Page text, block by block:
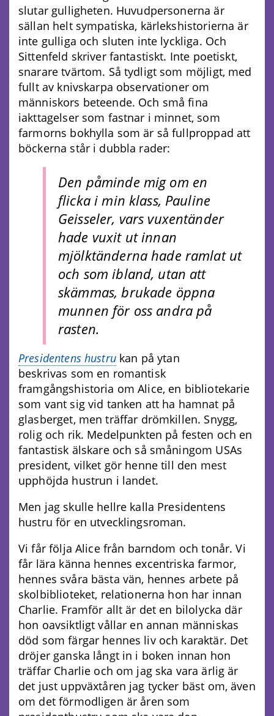
slutar gulligheten. Huvudpersonerna är
sällan helt sympatiska, kärlekshistorierna är
inte gulliga och sluten inte lyckliga. Och
Sittenfeld skriver fantastiskt. Inte poetiskt,
snarare tvärtom. Så tydligt som möjligt, med
fullt av knivskarpa observationer om
människors beteende. Och små fina
iakttagelser som fastnar i minnet, som
farmorns bokhylla som är så fullproppad att
böckerna står i dubbla rader:
Den påminde mig om en
flicka i min klass, Pauline
Geisseler, vars vuxentänder
hade vuxit ut innan
mjölktänderna hade ramlat ut
och som ibland, utan att
skämmas, brukade öppna
munnen för oss andra på
rasten.
Presidentens hustrukan på ytan
beskrivas som en romantisk
framgångshistoria om Alice, en bibliotekarie
som vant sig vid tanken att ha hamnat på
glasberget, men träffar drömkillen. Snygg,
rolig och rik. Medelpunkten på festen och en
fantastisk älskare och så småningom USAs
president, vilket gör henne till den mest
upphöjda hustrun i landet.
Men jag skulle hellre kalla Presidentens
hustru för en utvecklingsroman.
Vi får följa Alice från barndom och tonår. Vi
får lära känna hennes excentriska farmor,
hennes svåra bästa vän, hennes arbete på
skolbiblioteket, relationerna hon har innan
Charlie. Framför allt är det en bilolycka där
hon oavsiktligt vållar en annan människas
död som färgar hennes liv och karaktär. Det
dröjer ganska långt in i boken innan hon
träffar Charlie och om jag ska vara ärlig är
det just uppväxtåren jag tycker bäst om, även
om det förmodligen är åren som